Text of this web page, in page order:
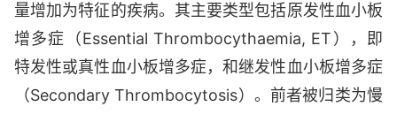
加、原发性出血性血小板增多症、特发性出血性血
小板增多症
量增加为特征的疾病。其主要类型包括原发性血小板
增多症（Essential Thrombocythaemia, ET），即
特发性或真性血小板增多症，和继发性血小板增多症
（Secondary Thrombocytosis）。前者被归类为慢